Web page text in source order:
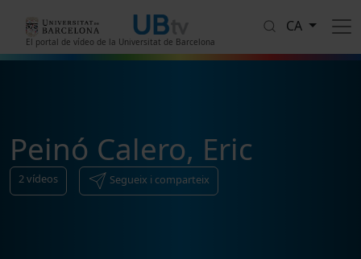
El portal de vídeo de la Universitat de Barcelona
CA
Peinó Calero, Eric
2vídeos Segueix i comparteix